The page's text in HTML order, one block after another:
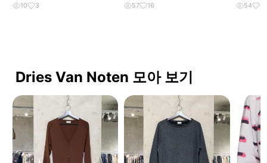
10 3 57 16 54 10
Dries Van Noten 모아 보기